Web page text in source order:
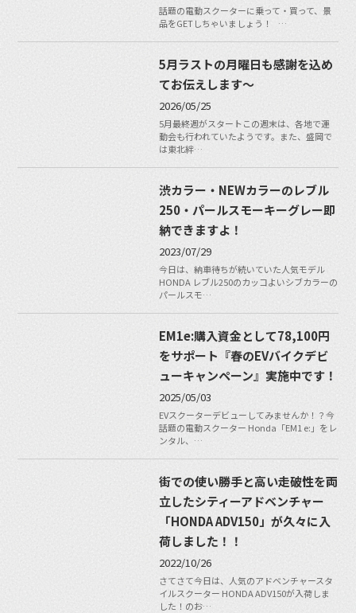
話題の電動スクーターに乗って・買って、景
品をGETしちゃいましょう！ …
5月ラストの月曜日も感謝を込め
てお伝えします〜
2026/05/25
5月最終週がスタートこの週末は、各地で運
動会も行われていたようです。また、盛岡で
は東北絆…
渋カラー・NEWカラーのレブル
250・パールスモーキーグレー即
納できますよ！
2023/07/29
今日は、納車待ちが続いていた人気モデル
HONDA レブル250のカッコよいシブカラーの
パールスモ…
EM1e:購入資金として78,100円
をサポート『春のEVバイクデビ
ューキャンペーン』実施中です！
2025/05/03
EVスクーターデビューしてみませんか！？今
話題の電動スクーター Honda「EM1 e:」をレ
ンタル、…
街での使い勝手と高い走破性を両
立したシティーアドベンチャー
「HONDA ADV150」が久々に入
荷しました！！
2022/10/26
さてさて今日は、人気のアドベンチャースタ
イルスクーター HONDA ADV150が入荷しま
した！のお…